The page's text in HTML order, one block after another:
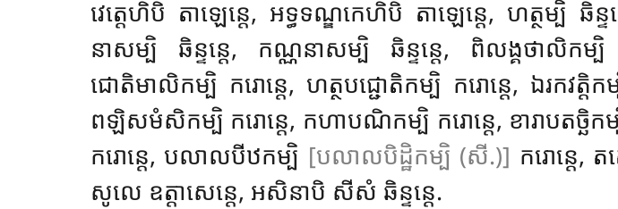
វេត្តេហិបិ តាឡេន្តេ, អទ្ធទណ្ឌកេហិបិ តាឡេន្តេ, ហត្ថម្បិ ឆិន្ទ
នាសម្បិ ឆិន្ទន្តេ, កណ្ណនាសម្បិ ឆិន្ទន្តេ, ពិលង្គថាលិកម្
ជោតិមាលិកម្បិ ករោន្តេ, ហត្ថបជ្ជោតិកម្បិ ករោន្តេ, ឯរកវត្តិក
ពឡិសមំសិកម្បិ ករោន្តេ, កហាបណិកម្បិ ករោន្តេ, ខារាបតច្ឆិក
ករោន្តេ, បលាលបីឋកម្បិ [បលាលបិដ្ឋិកម្បិ (សី.)] ករោន្តេ,
សូលេ ឧត្តាសេន្តេ, អសិនាបិ សីសំ ឆិន្ទន្តេ.